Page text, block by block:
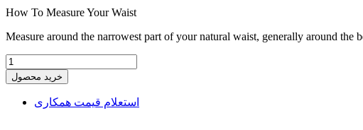
How To Measure Your Waist
Measure around the narrowest part of your natural waist, generally around
خرید محصول
استعلام قیمت همکاری